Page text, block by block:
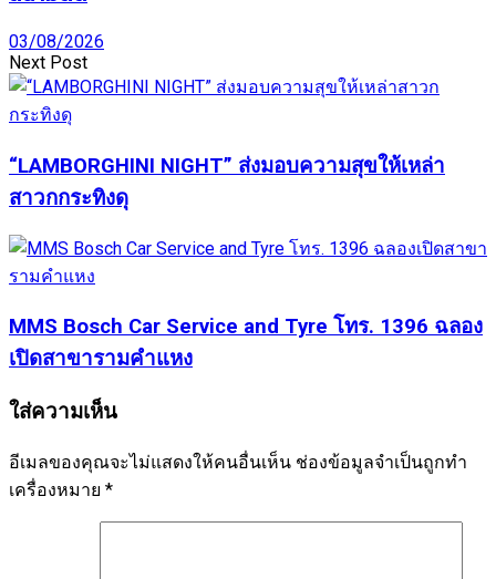
03/08/2026
Next Post
“LAMBORGHINI NIGHT” ส่งมอบความสุขให้เหล่า
สาวกกระทิงดุ
MMS Bosch Car Service and Tyre โทร. 1396 ฉลอง
เปิดสาขารามคำแหง
ใส่ความเห็น
อีเมลของคุณจะไม่แสดงให้คนอื่นเห็น ช่องข้อมูลจำเป็นถูกทำ
เครื่องหมาย *